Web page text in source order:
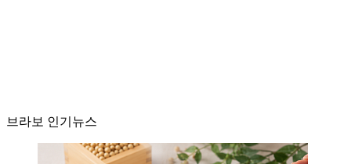
브라보 인기뉴스